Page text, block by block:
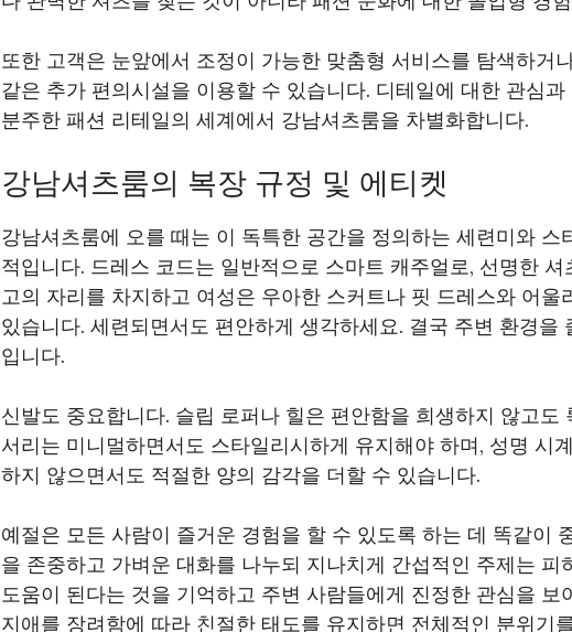
또한 고객은 눈앞에서 조정이 가능한 맞춤형 서비스를 탐색하거
같은 추가 편의시설을 이용할 수 있습니다. 디테일에 대한 관심
분주한 패션 리테일의 세계에서 강남셔츠룸을 차별화합니다.
강남셔츠룸의 복장 규정 및 에티켓
강남셔츠룸에 오를 때는 이 독특한 공간을 정의하는 세련미와
적입니다. 드레스 코드는 일반적으로 스마트 캐주얼로, 선명한
고의 자리를 차지하고 여성은 우아한 스커트나 핏 드레스와 어
있습니다. 세련되면서도 편안하게 생각하세요. 결국 주변 환경을
입니다.
신발도 중요합니다. 슬립 로퍼나 힐은 편안함을 희생하지 않고도
서리는 미니멀하면서도 스타일리시하게 유지해야 하며, 성명 시
하지 않으면서도 적절한 양의 감각을 더할 수 있습니다.
예절은 모든 사람이 즐거운 경험을 할 수 있도록 하는 데 똑같이
을 존중하고 가벼운 대화를 나누되 지나치게 간섭적인 주제는 피
도움이 된다는 것을 기억하고 주변 사람들에게 진정한 관심을 보
지애를 장려함에 따라 친절한 태도를 유지하면 전체적인 분위기